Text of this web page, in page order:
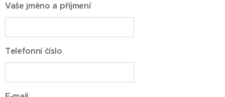
Vaše jméno a příjmení
Telefonní číslo